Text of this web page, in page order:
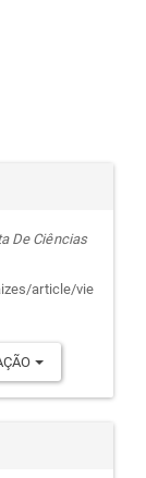
De Ciências
article/vie